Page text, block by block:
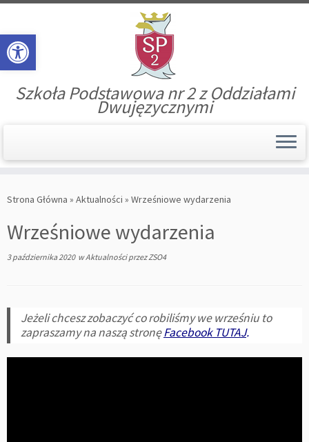
Open toolbar
to
Szkoła Podstawowa nr 2 z Oddziałami
Dwujęzycznymi
Strona Główna » Aktualności » Wrześniowe wydarzenia
Wrześniowe wydarzenia
3 października 2020wAktualnościprzezZSO4
Jeżeli chcesz zobaczyć co robiliśmy we wrześniu to
zapraszamy na naszą stronęFacebook TUTAJ.